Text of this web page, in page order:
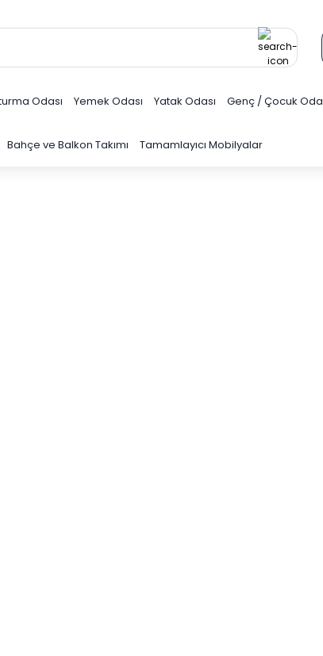
Odası Yemek Odası Yatak Odası Genç / Çocuk
Bahçe ve Balkon Takımı Tamamlayıcı Mobilyalar